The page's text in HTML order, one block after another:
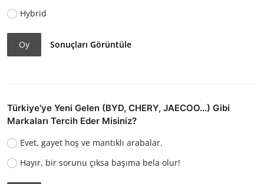
Hybrid
Oy Sonuçları Görüntüle
Türkiye'ye Yeni Gelen (BYD, CHERY, JAECOO...) Gibi
Markaları Tercih Eder Misiniz?
Evet, gayet hoş ve mantıklı arabalar.
Hayır, bir sorunu çıksa başıma bela olur!